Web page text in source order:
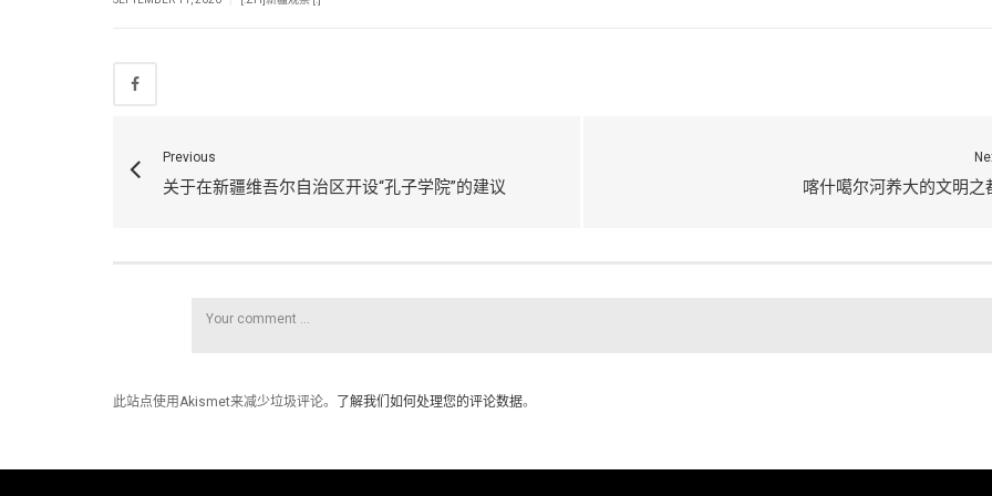
Previous
关于在新疆维吾尔自治区开设“孔子学院”的建议 喀什噶尔河养大的文明之
此站点使用Akismet来减少垃圾评论。 了解我们如何处理您的评论数据。